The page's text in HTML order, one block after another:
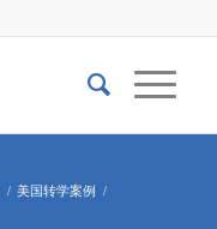
/ 美国转学案例 /